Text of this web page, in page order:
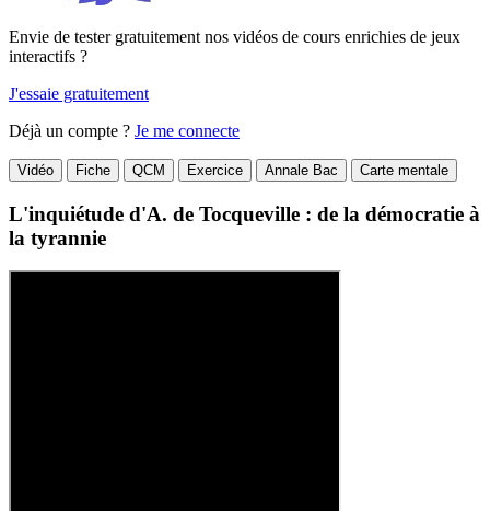
Envie de tester gratuitement nos vidéos de cours enrichies de jeux
interactifs ?
J'essaie gratuitement
Déjà un compte ? Je me connecte
Vidéo Fiche QCM Exercice Annale Bac Carte mentale
L'inquiétude d'A. de Tocqueville : de la démocratie à
la tyrannie